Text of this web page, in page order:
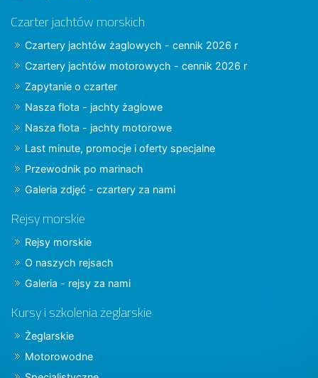
Czarter jachtów morskich
Czartery jachtów żaglowych - cennik 2026 r
Czartery jachtów motorowych - cennik 2026 r
Zapytanie o czarter
Nasza flota - jachty żaglowe
Nasza flota - jachty motorowe
Last minute, promocje i oferty specjalne
Przewodnik po marinach
Galeria zdjęć - czartery za nami
Rejsy morskie
Rejsy morskie
O naszych rejsach
Galeria - rejsy za nami
Kursy i szkolenia żeglarskie
Żeglarskie
Motorowodne